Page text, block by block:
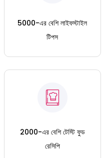
5000-এর বেশি লাইফস্টাইল
টিপস
2000-এর বেশি টেস্টি ফুড
রেসিপি